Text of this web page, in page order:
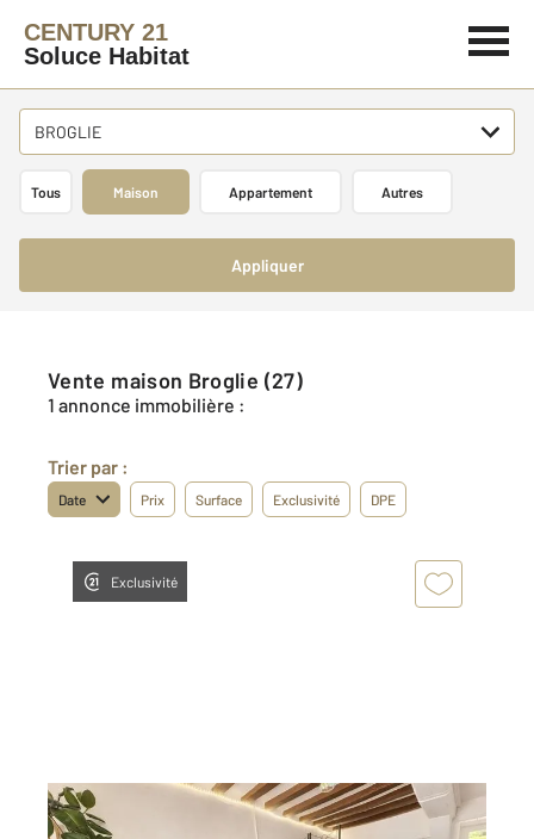
CENTURY 21
Soluce Habitat
BROGLIE
Tous Maison Appartement Autres
Appliquer
Vente maison Broglie (27)
1 annonce immobilière :
Trier par :
Date Prix Surface Exclusivité DPE
Exclusivité
BROGLIE 27
2